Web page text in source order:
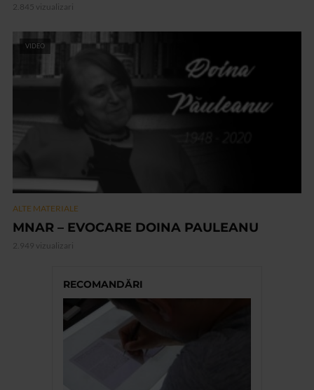
2.845 vizualizari
VIDEO
ALTE MATERIALE
MNAR – EVOCARE DOINA PAULEANU
2.949 vizualizari
RECOMANDĂRI